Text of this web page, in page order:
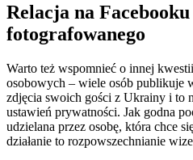
Relacja na
fotografowanego
Warto też wspomnieć o innej
osobowych – wiele osób publikuje
zdjęcia swoich gości z Ukrainy i to
ustawień prywatności. Jak godna
udzielana przez osobę, która chce
działanie to rozpowszechnianie